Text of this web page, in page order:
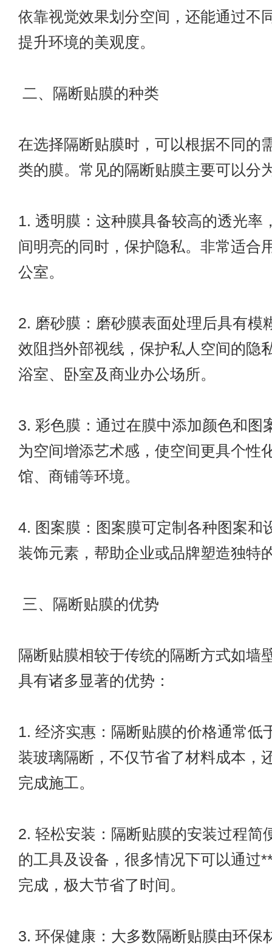
依靠视觉效果划分空间，还能通过不
提升环境的美观度。
二、隔断贴膜的种类
在选择隔断贴膜时，可以根据不同的
类的膜。常见的隔断贴膜主要可以分
1. 透明膜：这种膜具备较高的透光率
间明亮的同时，保护隐私。非常适合
公室。
2. 磨砂膜：磨砂膜表面处理后具有模
效阻挡外部视线，保护私人空间的隐
浴室、卧室及商业办公场所。
3. 彩色膜：通过在膜中添加颜色和图
为空间增添艺术感，使空间更具个性
馆、商铺等环境。
4. 图案膜：图案膜可定制各种图案和
装饰元素，帮助企业或品牌塑造独特
三、隔断贴膜的优势
隔断贴膜相较于传统的隔断方式如墙
具有诸多显著的优势：
1. 经济实惠：隔断贴膜的价格通常低
装玻璃隔断，不仅节省了材料成本，
完成施工。
2. 轻松安装：隔断贴膜的安装过程简
的工具及设备，很多情况下可以通过
完成，极大节省了时间。
3. 环保健康：大多数隔断贴膜由环保